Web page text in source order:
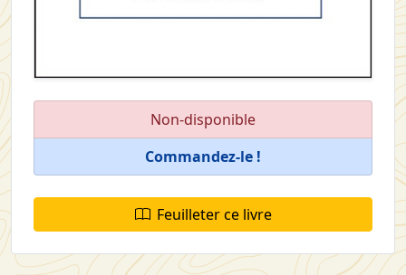
Non-disponible
Commandez-le !
Feuilleter ce livre